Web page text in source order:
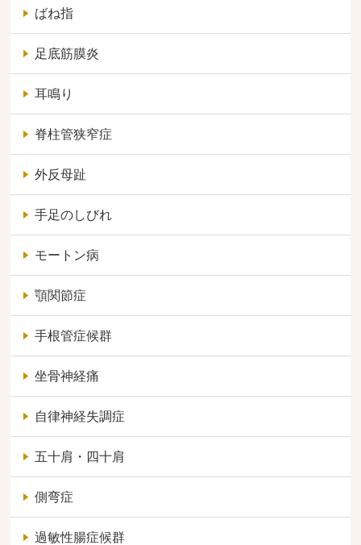
ばね指
足底筋膜炎
耳鳴り
脊柱管狭窄症
外反母趾
手足のしびれ
モートン病
顎関節症
手根管症候群
坐骨神経痛
自律神経失調症
五十肩・四十肩
側弯症
過敏性腸症候群